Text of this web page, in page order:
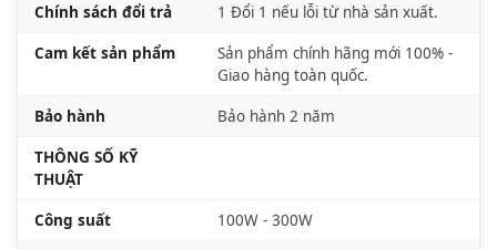
Chính sách đổi trả 1 Đổi 1 nếu lỗi từ nhà sản xuất.
Cam kết sản phẩm
Sản phẩm chính hãng mới 100% -
Giao hàng toàn quốc.
Bảo hành Bảo hành 2 năm
THÔNG SỐ KỸ
THUẬT
Công suất 100W - 300W